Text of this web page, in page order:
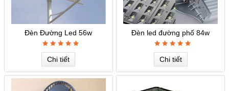
Đèn Đường Led 56w
Chi tiết
Đèn led đường phố 84w
Chi tiết